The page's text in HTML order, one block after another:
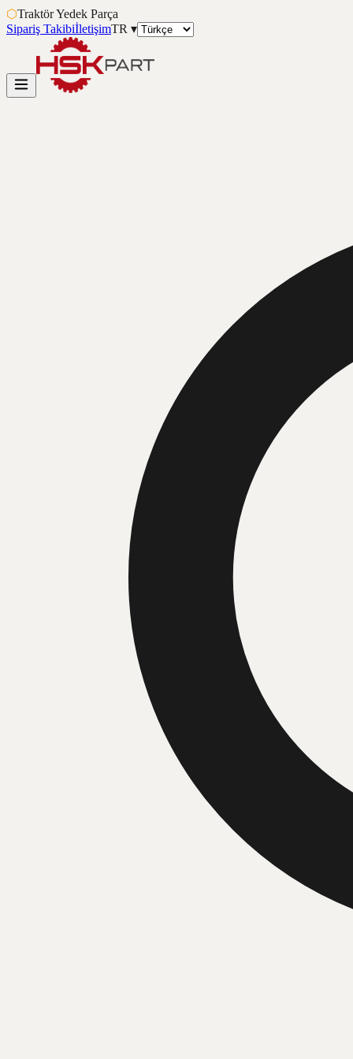
⬡Traktör Yedek Parça
Sipariş TakibiİletişimTR ▾